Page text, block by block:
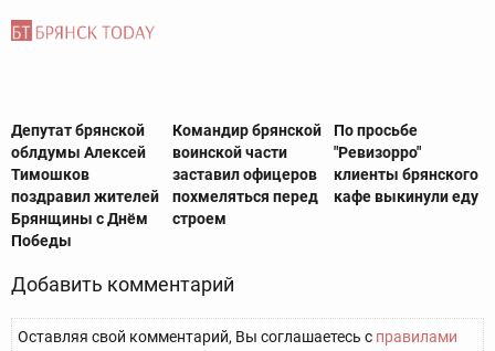
Депутат брянской
облдумы Алексей
Тимошков
поздравил жителей
Брянщины с Днём
Победы
Командир брянской
воинской части
заставил офицеров
похмеляться перед
строем
По просьбе
"Ревизорро"
клиенты брянского
кафе выкинули еду
Добавить комментарий
Оставляя свой комментарий, Вы соглашаетесь с правилами